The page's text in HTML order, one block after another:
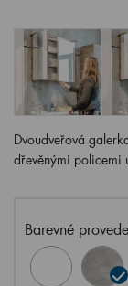
Dvoudveřová
dřevěnými policemi
Barevné